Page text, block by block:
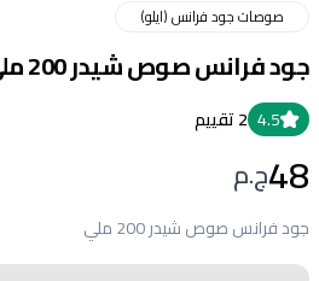
صوصات جود فرانس (ايلو)
جود فرانس صوص شيدر 200 ملي
4.5
2تقييم
48ج.م
جود فرانس صوص شيدر 200 ملي